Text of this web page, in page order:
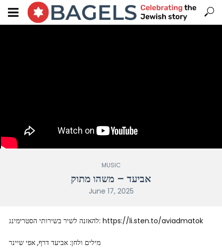
MUSIC
אביעד – משהו מתוק
June 17, 2025
להאזנה לשיר בשירותי הסטרימינג: https://li.sten.to/aviadmatok
מילים ולחן: אביעד דרף, אפי שיינר